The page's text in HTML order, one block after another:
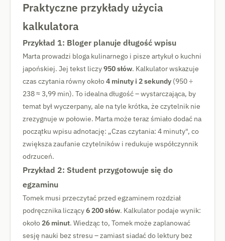
Praktyczne przykłady użycia
kalkulatora
Przykład 1: Bloger planuje długość wpisu
Marta prowadzi bloga kulinarnego i pisze artykuł o kuchni
japońskiej. Jej tekst liczy950 słów. Kalkulator wskazuje
czas czytania równy około4 minuty i 2 sekundy (950 ÷
238 ≈ 3,99 min). To idealna długość – wystarczająca, by
temat był wyczerpany, ale na tyle krótka, że czytelnik nie
zrezygnuje w połowie. Marta może teraz śmiało dodać na
początku wpisu adnotację: „Czas czytania: 4 minuty", co
zwiększa zaufanie czytelników i redukuje współczynnik
odrzuceń.
Przykład 2: Student przygotowuje się do
egzaminu
Tomek musi przeczytać przed egzaminem rozdział
podręcznika liczący6 200 słów. Kalkulator podaje wynik:
około 26 minut. Wiedząc to, Tomek może zaplanować
sesję nauki bez stresu – zamiast siadać do lektury bez